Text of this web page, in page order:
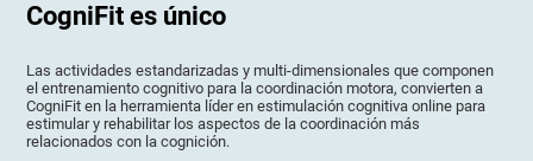
CogniFit es único
Las actividades estandarizadas y multi-dimensionales que componen
el entrenamiento cognitivo para la coordinación motora, convierten a
CogniFit en la herramienta líder en estimulación cognitiva online para
estimular y rehabilitar los aspectos de la coordinación más
relacionados con la cognición.